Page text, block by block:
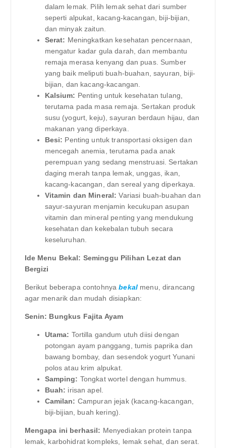
dalam lemak. Pilih lemak sehat dari sumber
seperti alpukat, kacang-kacangan, biji-bijian,
dan minyak zaitun.
Serat: Meningkatkan kesehatan pencernaan,
mengatur kadar gula darah, dan membantu
remaja merasa kenyang dan puas. Sumber
yang baik meliputi buah-buahan, sayuran, biji-
bijian, dan kacang-kacangan.
Kalsium: Penting untuk kesehatan tulang,
terutama pada masa remaja. Sertakan produk
susu (yogurt, keju), sayuran berdaun hijau, dan
makanan yang diperkaya.
Besi: Penting untuk transportasi oksigen dan
mencegah anemia, terutama pada anak
perempuan yang sedang menstruasi. Sertakan
daging merah tanpa lemak, unggas, ikan,
kacang-kacangan, dan sereal yang diperkaya.
Vitamin dan Mineral: Variasi buah-buahan dan
sayur-sayuran menjamin kecukupan asupan
vitamin dan mineral penting yang mendukung
kesehatan dan kekebalan tubuh secara
keseluruhan.
Ide Menu Bekal: Seminggu Pilihan Lezat dan
Bergizi
Berikut beberapa contohnyabekal menu, dirancang
agar menarik dan mudah disiapkan:
Senin: Bungkus Fajita Ayam
Utama: Tortilla gandum utuh diisi dengan
potongan ayam panggang, tumis paprika dan
bawang bombay, dan sesendok yogurt Yunani
polos atau krim alpukat.
Samping: Tongkat wortel dengan hummus.
Buah: irisan apel.
Camilan: Campuran jejak (kacang-kacangan,
biji-bijian, buah kering).
Mengapa ini berhasil: Menyediakan protein tanpa
lemak, karbohidrat kompleks, lemak sehat, dan serat.